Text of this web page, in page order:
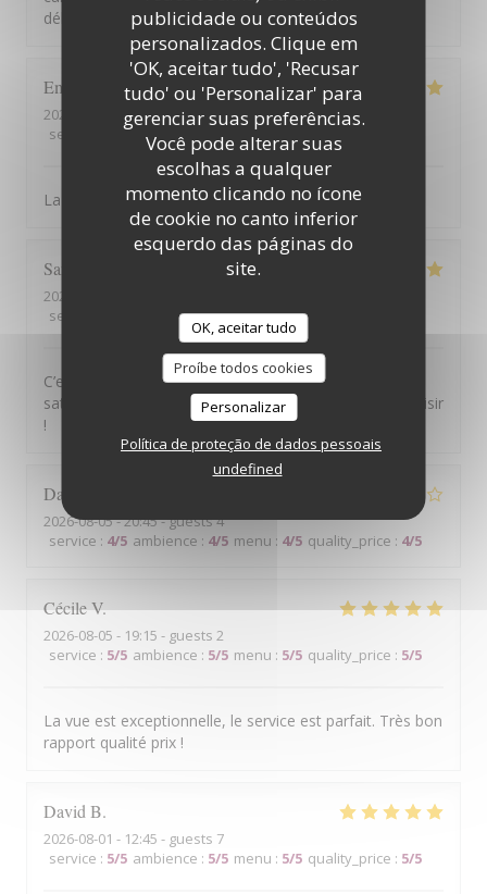
publicidade ou conteúdos
personalizados. Clique em
'OK, aceitar tudo', 'Recusar
tudo' ou 'Personalizar' para
gerenciar suas preferências.
Você pode alterar suas
escolhas a qualquer
momento clicando no ícone
de cookie no canto inferior
esquerdo das páginas do
site.
OK, aceitar tudo
Proíbe todos cookies
Personalizar
Política de proteção de dados pessoais
undefined
délicat. Qualité/prix à revoir...
Emmanuel D
2026-08-07
- 19:30 - guests 2
service
/5 ambience /5 menu
La bonne cuisine et l'ambiance décontractée
Sarah
2026-08-06
service
ambience:5/5 menu:5/5 quality_price
C’est ma troisième visite, et je suis toujours aussi
satisfaite des plats et du service. Je reviendrai avec plaisir
!
Daniel
2026-08-05- 20:45 - guests 4
service : 4/5 ambience : 4/5 menu : 4/5 quality_price : 4/5
CécileV
2026-08-05 - 19:15 - guests 2
service : 5/5 ambience : 5/5 menu : 5/5 quality_price : 5/5
La vue est exceptionnelle, le service est parfait. Très bon
rapport qualité prix !
David B
2026-08-01 - 12:45 - guests 7
service : 5/5 ambience : 5/5 menu : 5/5 quality_price : 5/5